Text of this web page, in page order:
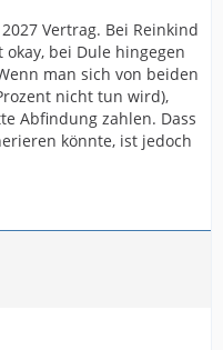
Vertrag. Bei Reinkind
bei Dule hingegen
man sich von beiden
nicht tun wird),
Abfindung zahlen. Dass
könnte, ist jedoch